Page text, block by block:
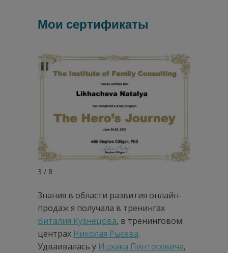
Мои сертификаты
3 / 8
Знания в области развития онлайн-
продаж я получала в тренингах
Виталия Кузнецова, в тренинговом
центрах Николая Рысева.
Удваивалась у Ицхака Пинтосевича,